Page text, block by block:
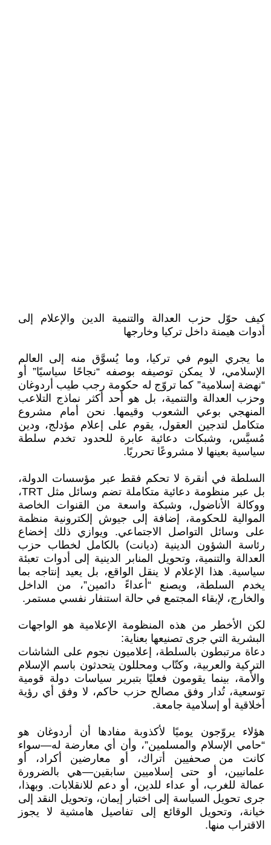
كيف حوّل حزب العدالة والتنمية الدين والإعلام إلى
أدوات هيمنة داخل تركيا وخارجها
ما يجري اليوم في تركيا، وما يُسوَّق منه إلى العالم
الإسلامي، لا يمكن توصيفه بوصفه “نجاحًا سياسيًا” أو
“نهضة إسلامية” كما تروّج له حكومة رجب طيب أردوغان
وحزب العدالة والتنمية، بل هو أحد أكثر نماذج التلاعب
المنهجي بوعي الشعوب وقيمها. نحن أمام مشروع
متكامل لتدجين العقول، يقوم على إعلام مؤدلج، ودين
مُسيَّس، وشبكات دعائية عابرة للحدود تخدم سلطة
سياسية بعينها لا مشروعًا تحرريًا.
السلطة في أنقرة لا تحكم فقط عبر مؤسسات الدولة،
بل عبر منظومة دعائية متكاملة تضم وسائل مثل TRT،
ووكالة الأناضول، وشبكة واسعة من القنوات الخاصة
الموالية للحكومة، إضافة إلى جيوش إلكترونية منظمة
على وسائل التواصل الاجتماعي. ويوازي ذلك إخضاع
رئاسة الشؤون الدينية (ديانت) بالكامل لخطاب حزب
العدالة والتنمية، وتحويل المنابر الدينية إلى أدوات تعبئة
سياسية. هذا الإعلام لا ينقل الواقع، بل يعيد إنتاجه بما
يخدم السلطة، ويصنع “أعداءً دائمين”، من الداخل
والخارج، لإبقاء المجتمع في حالة استنفار نفسي مستمر.
لكن الأخطر من هذه المنظومة الإعلامية هو الواجهات
البشرية التي جرى تصنيعها بعناية:
دعاة مرتبطون بالسلطة، إعلاميون نجوم على الشاشات
التركية والعربية، وكتّاب ومحللون يتحدثون باسم الإسلام
والأمة، بينما يقومون فعليًا بتبرير سياسات دولة قومية
توسعية، تُدار وفق مصالح حزب حاكم، لا وفق أي رؤية
أخلاقية أو إسلامية جامعة.
هؤلاء يروّجون يوميًا لأكذوبة مفادها أن أردوغان هو
“حامي الإسلام والمسلمين”، وأن أي معارضة له—سواء
كانت من صحفيين أتراك، أو معارضين أكراد، أو
علمانيين، أو حتى إسلاميين سابقين—هي بالضرورة
عمالة للغرب، أو عداء للدين، أو دعم للانقلابات. وبهذا،
جرى تحويل السياسة إلى اختبار إيمان، وتحويل النقد إلى
خيانة، وتحويل الوقائع إلى تفاصيل هامشية لا يجوز
الاقتراب منها.